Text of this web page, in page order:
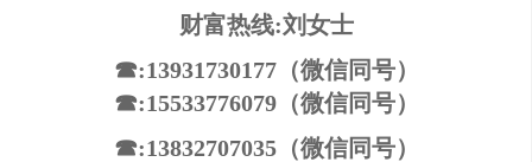
财富热线:刘女士
☎:13931730177（微信同号）
☎:15533776079（微信同号）
☎:13832707035（微信同号）